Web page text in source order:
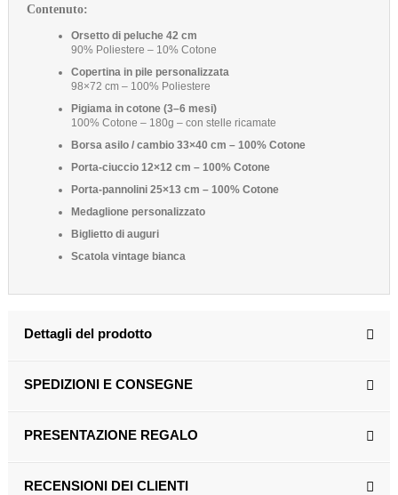
Contenuto:
Orsetto di peluche 42 cm
90% Poliestere – 10% Cotone
Copertina in pile personalizzata
98×72 cm – 100% Poliestere
Pigiama in cotone (3–6 mesi)
100% Cotone – 180g – con stelle ricamate
Borsa asilo / cambio 33×40 cm – 100% Cotone
Porta-ciuccio 12×12 cm – 100% Cotone
Porta-pannolini 25×13 cm – 100% Cotone
Medaglione personalizzato
Biglietto di auguri
Scatola vintage bianca
Dettagli del prodotto
SPEDIZIONI E CONSEGNE
PRESENTAZIONE REGALO
RECENSIONI DEI CLIENTI